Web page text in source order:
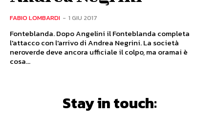
FABIO LOMBARDI - 1 GIU 2017
Fonteblanda. Dopo Angelini il Fonteblanda completa
l'attacco con l'arrivo di Andrea Negrini. La società
neroverde deve ancora ufficiale il colpo, ma oramai è
cosa...
Stay in touch: